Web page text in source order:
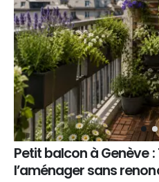
Petit balcon à Genève :
l’aménager sans